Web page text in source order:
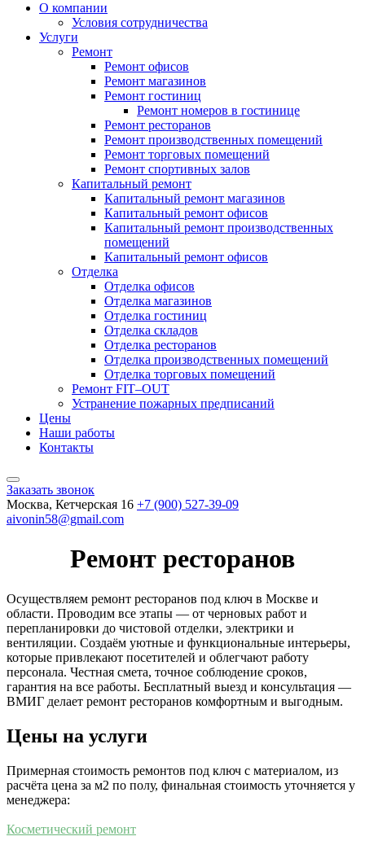
О компании
Условия сотрудничества
Услуги
Ремонт
Ремонт офисов
Ремонт магазинов
Ремонт гостиниц
Ремонт номеров в гостинице
Ремонт ресторанов
Ремонт производственных помещений
Ремонт торговых помещений
Ремонт спортивных залов
Капитальный ремонт
Капитальный ремонт магазинов
Капитальный ремонт офисов
Капитальный ремонт производственных
помещений
Капитальный ремонт офисов
Отделка
Отделка офисов
Отделка магазинов
Отделка гостиниц
Отделка складов
Отделка ресторанов
Отделка производственных помещений
Отделка торговых помещений
Ремонт FIT–OUT
Устранение пожарных предписаний
Цены
Наши работы
Контакты
Заказать звонок
Москва, Кетчерская 16 +7 (900) 527-39-09
aivonin58@gmail.com
Ремонт ресторанов
Осуществляем ремонт ресторанов под ключ в Москве и
области. Проводим все этапы — от черновых работ и
перепланировки до чистовой отделки, электрики и
вентиляции. Создаём уютные и функциональные интерьеры,
которые привлекают посетителей и облегчают работу
персонала. Честная смета, точное соблюдение сроков,
гарантия на все работы. Бесплатный выезд и консультация —
ВМИГ делает ремонт ресторанов комфортным и выгодным.
Цены на услуги
Примерная стоимость ремонтов под ключ с материалом, из
расчёта цена за м2 по полу, финальная стоимость уточняется у
менеджера:
Косметический ремонт